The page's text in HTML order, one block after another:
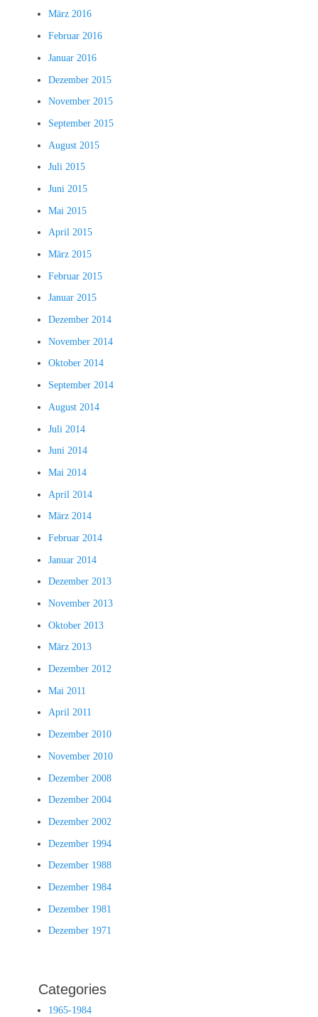
März 2016
Februar 2016
Januar 2016
Dezember 2015
November 2015
September 2015
August 2015
Juli 2015
Juni 2015
Mai 2015
April 2015
März 2015
Februar 2015
Januar 2015
Dezember 2014
November 2014
Oktober 2014
September 2014
August 2014
Juli 2014
Juni 2014
Mai 2014
April 2014
März 2014
Februar 2014
Januar 2014
Dezember 2013
November 2013
Oktober 2013
März 2013
Dezember 2012
Mai 2011
April 2011
Dezember 2010
November 2010
Dezember 2008
Dezember 2004
Dezember 2002
Dezember 1994
Dezember 1988
Dezember 1984
Dezember 1981
Dezember 1971
Categories
1965-1984